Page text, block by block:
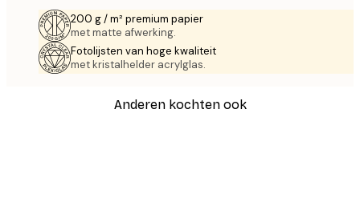
200 g / m² premium papier
met matte afwerking.
Fotolijsten van hoge kwaliteit
met kristalhelder acrylglas.
Anderen kochten ook